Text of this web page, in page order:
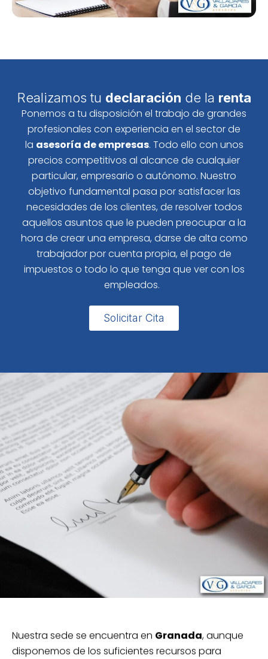
Realizamos tu declaración de la renta
Ponemos a tu disposición el trabajo de grandes
profesionales con experiencia en el sector de
la asesoría de empresas. Todo ello con unos
precios competitivos al alcance de cualquier
particular, empresario o autónomo. Nuestro
objetivo fundamental pasa por satisfacer las
necesidades de los clientes, de resolver todos
aquellos asuntos que le pueden preocupar a la
hora de crear una empresa, darse de alta como
trabajador por cuenta propia, el pago de
impuestos o todo lo que tenga que ver con los
empleados.
Solicitar Cita
Nuestra sede se encuentra en Granada, aunque
disponemos de los suficientes recursos para